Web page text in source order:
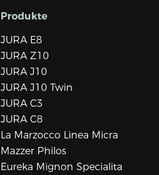
Produkte
JURA E8
JURA Z10
JURA J10
JURA J10 Twin
JURA C3
JURA C8
La Marzocco Linea Micra
Mazzer Philos
Eureka Mignon Specialita